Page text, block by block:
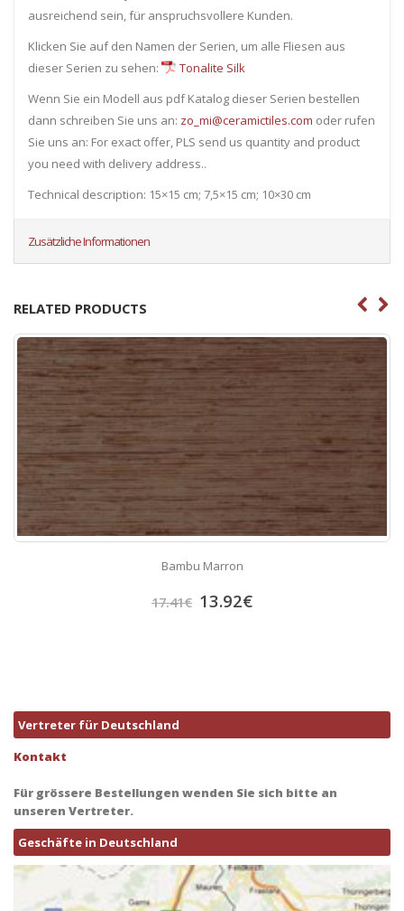
ausreichend sein, für anspruchsvollere Kunden.
Klicken Sie auf den Namen der Serien, um alle Fliesen ​​aus
dieser Serien zu sehen:
Tonalite Silk
Wenn Sie ein Modell aus pdf Katalog dieser Serien bestellen
dann schreiben Sie uns an: zo_mi@ceramictiles.com oder rufen
Sie uns an: For exact offer, PLS send us quantity and product
you need with delivery address..
Technical description: 15×15 cm; 7,5×15 cm; 10×30 cm
Zusätzliche Informationen
RELATED PRODUCTS
Bambu Marron
17.41€ 13.92€
Vertreter für Deutschland
Kontakt
Für grössere Bestellungen wenden Sie sich bitte an
unseren Vertreter.
Geschäfte in Deutschland